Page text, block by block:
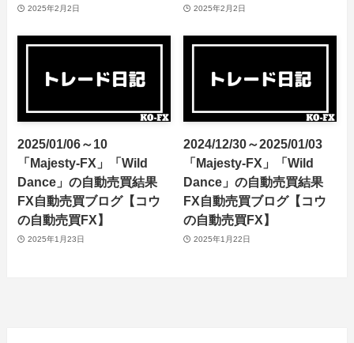
2025年2月2日 2025年2月2日
2025/01/06～10
「Majesty-FX」「Wild
Dance」の自動売買結果
FX自動売買ブログ【コウ
の自動売買FX】
2025年1月23日
2024/12/30～2025/01/03
「Majesty-FX」「Wild
Dance」の自動売買結果
FX自動売買ブログ【コウ
の自動売買FX】
2025年1月22日